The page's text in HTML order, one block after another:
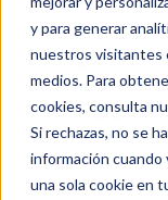
y para generar
nuestros visitantes
medios. Para
cookies, consulta
Si rechazas, no se
información
una sola cookie en
Cómo
2025-01-28